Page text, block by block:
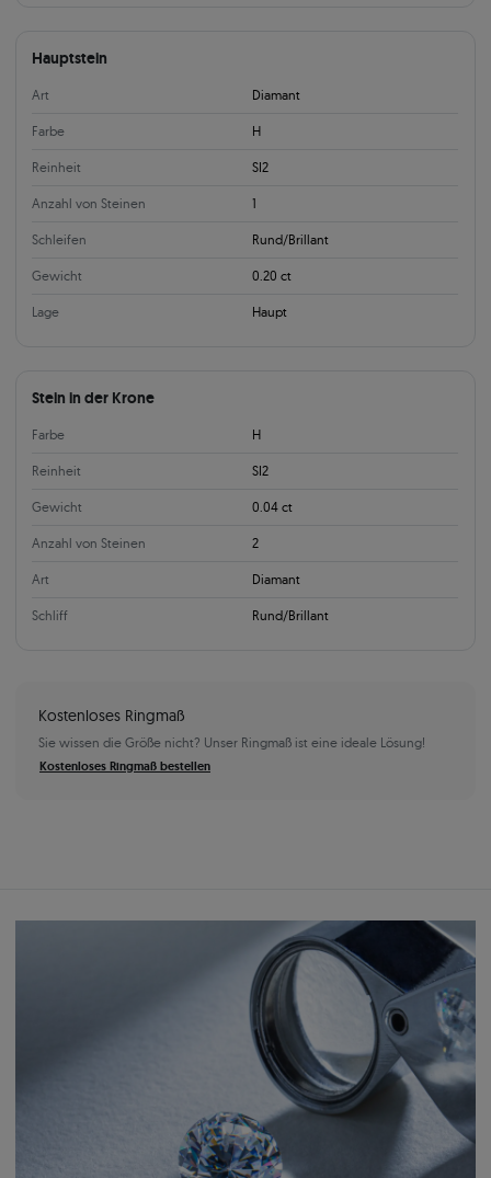
Hauptstein
Art Diamant
Farbe H
Reinheit SI2
Anzahl von Steinen 1
Schleifen Rund/Brillant
Gewicht 0.20 ct
Lage Haupt
Stein in der Krone
Farbe H
Reinheit SI2
Gewicht 0.04 ct
Anzahl von Steinen 2
Art Diamant
Schliff Rund/Brillant
Kostenloses Ringmaß
Sie wissen die Größe nicht? Unser Ringmaß ist eine ideale Lösung!
Kostenloses Ringmaß bestellen